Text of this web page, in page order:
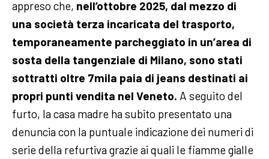
appreso che, nell’ottobre 2025, dal mezzo di
una società terza incaricata del trasporto,
temporaneamente parcheggiato in un’area di
sosta della tangenziale di Milano, sono stati
sottratti oltre 7mila paia di jeans destinati ai
propri punti vendita nel Veneto. A seguito del
furto, la casa madre ha subito presentato una
denuncia con la puntuale indicazione dei numeri di
serie della refurtiva grazie ai quali le fiamme gialle